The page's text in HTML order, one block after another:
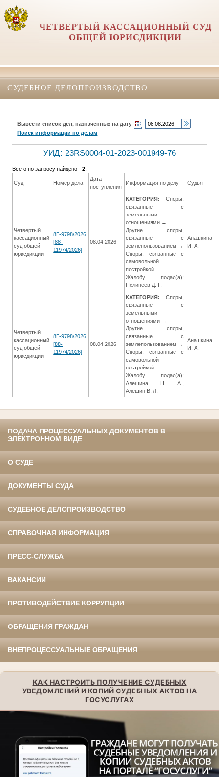
ЧЕТВЕРТЫЙ КАССАЦИОННЫЙ СУД
ОБЩЕЙ ЮРИСДИКЦИИ
СУДЕБНОЕ ДЕЛОПРОИЗВОДСТВО
Вывести список дел, назначенных на дату
Поиск информации по делам
УИД: 23RS0004-01-2023-001949-76
Всего по запросу найдено -2
Суд Номер дела
Дата
поступления
Информация по делу Судья
Четвертый
кассационный
суд общей
юрисдикции
8Г-9798/2026
[88-
11974/2026]
08.04.2026
КАТЕГОРИЯ:
Споры,
связанные с
земельными
отношениями →
Другие споры,
связанные с
землепользованием →
Споры, связанные с
самовольной
постройкой
Жалобу подал(а):
Пелипеев Д. Г.
Анашкина
И. А.
Четвертый
кассационный
суд общей
юрисдикции
8Г-9798/2026
[88-
11974/2026]
08.04.2026
КАТЕГОРИЯ:
Споры,
связанные с
земельными
отношениями →
Другие споры,
связанные с
землепользованием →
Споры, связанные с
самовольной
постройкой
Жалобу подал(а):
Алешина Н. А.,
Алешин В. Л.
Анашкина
И. А.
ПОДАЧА ПРОЦЕССУАЛЬНЫХ ДОКУМЕНТОВ В
ЭЛЕКТРОННОМ ВИДЕ
О СУДЕ
ДОКУМЕНТЫ СУДА
СУДЕБНОЕ ДЕЛОПРОИЗВОДСТВО
СПРАВОЧНАЯ ИНФОРМАЦИЯ
ПРЕСС-СЛУЖБА
ВАКАНСИИ
ПРОТИВОДЕЙСТВИЕ КОРРУПЦИИ
ОБРАЩЕНИЯ ГРАЖДАН
ВНЕПРОЦЕССУАЛЬНЫЕ ОБРАЩЕНИЯ
КАК НАСТРОИТЬ ПОЛУЧЕНИЕ СУДЕБНЫХ
УВЕДОМЛЕНИЙ И КОПИЙ СУДЕБНЫХ АКТОВ НА
ГОСУСЛУГАХ